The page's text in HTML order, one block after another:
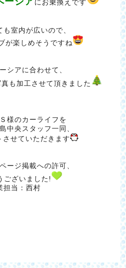
にお乗換えです
も室内が広いので、
が楽しめそうですね
シアに合わせて、
真も加工させて頂きました
様のカーライフを
中央スタッフ一同、
させていただきます
ージ掲載への許可、
ございました!
担当：西村